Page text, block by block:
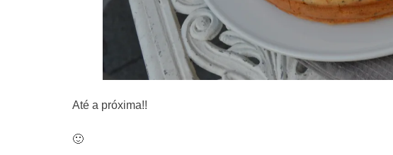
Até a próxima!!
🙂